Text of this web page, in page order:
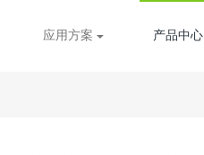
应用方案 产品中心